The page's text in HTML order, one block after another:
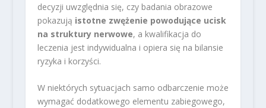
decyzji uwzględnia się, czy badania obrazowe
pokazują istotne zwężenie powodujące ucisk
na struktury nerwowe, a kwalifikacja do
leczenia jest indywidualna i opiera się na bilansie
ryzyka i korzyści.
W niektórych sytuacjach samo odbarczenie może
wymagać dodatkowego elementu zabiegowego,